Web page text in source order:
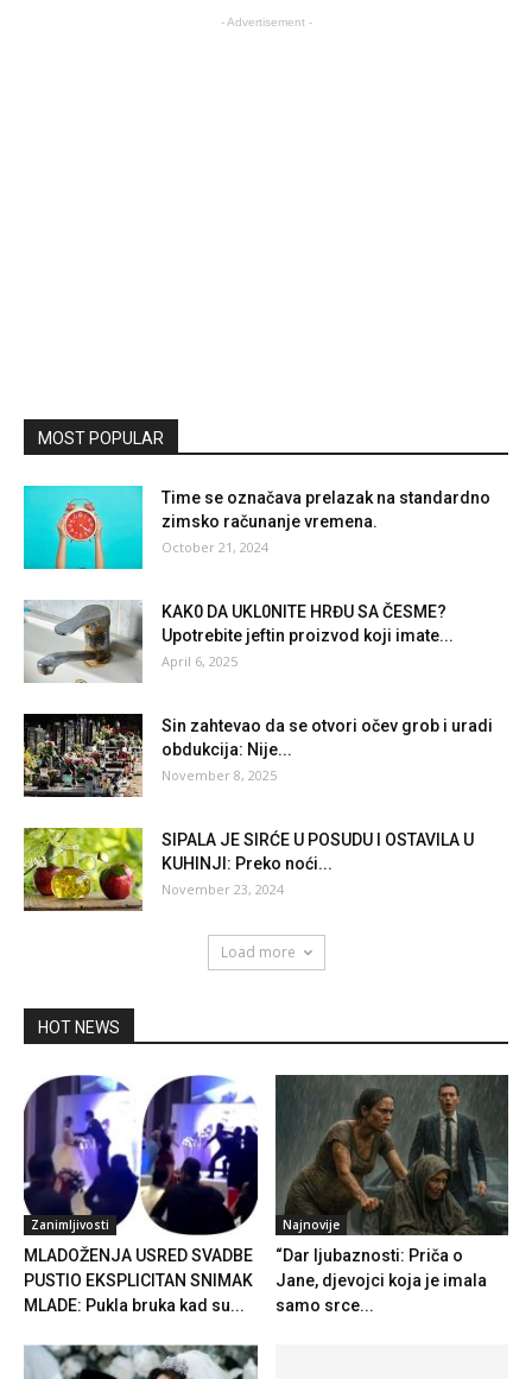
- Advertisement -
MOST POPULAR
Time se označava prelazak na standardno
zimsko računanje vremena.
October 21, 2024
KAK0 DA UKL0NITE HRĐU SA ČESME?
Upotrebite jeftin proizvod koji imate...
April 6, 2025
Sin zahtevao da se otvori očev grob i uradi
obdukcija: Nije...
November 8, 2025
SIPALA JE SIRĆE U POSUDU I OSTAVILA U
KUHINJI: Preko noći...
November 23, 2024
Load more
HOT NEWS
Zanimljivosti
MLADOŽENJA USRED SVADBE
PUSTIO EKSPLICITAN SNIMAK
MLADE: Pukla bruka kad su...
Najnovije
“Dar ljubaznosti: Priča o
Jane, djevojci koja je imala
samo srce...